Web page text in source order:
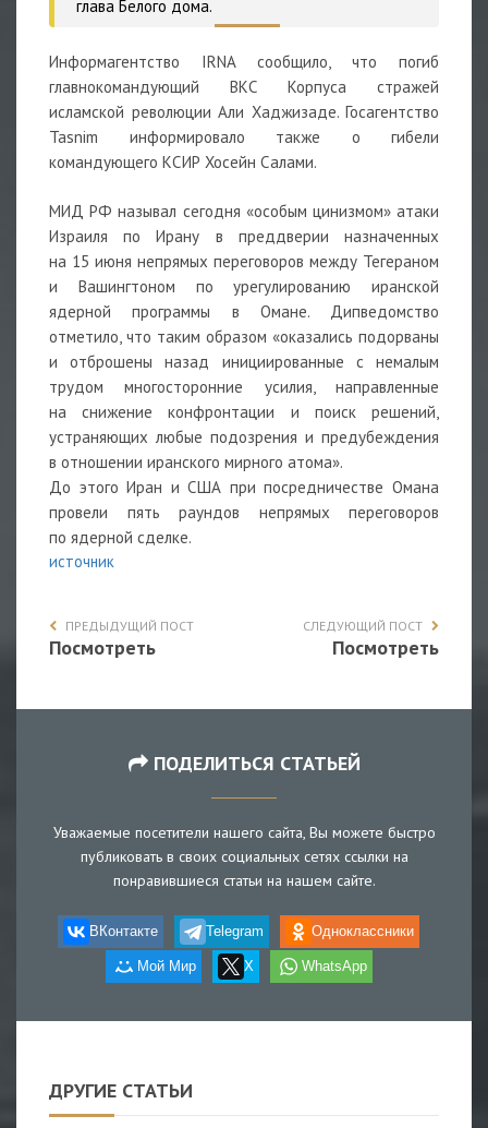
глава Белого дома.
Информагентство IRNA сообщило, что погиб
главнокомандующий ВКС Корпуса стражей
исламской революции Али Хаджизаде. Госагентство
Tasnim информировало также о гибели
командующего КСИР Хосейн Салами.
МИД РФ называл сегодня «особым цинизмом» атаки
Израиля по Ирану в преддверии назначенных
на 15 июня непрямых переговоров между Тегераном
и Вашингтоном по урегулированию иранской
ядерной программы в Омане. Дипведомство
отметило, что таким образом «оказались подорваны
и отброшены назад инициированные с немалым
трудом многосторонние усилия, направленные
на снижение конфронтации и поиск решений,
устраняющих любые подозрения и предубеждения
в отношении иранского мирного атома».
До этого Иран и США при посредничестве Омана
провели пять раундов непрямых переговоров
по ядерной сделке.
источник
ПРЕДЫДУЩИЙ ПОСТ
Посмотреть
СЛЕДУЮЩИЙ ПОСТ
Посмотреть
ПОДЕЛИТЬСЯ СТАТЬЕЙ
Уважаемые посетители нашего сайта, Вы можете быстро
публиковать в своих социальных сетях ссылки на
понравившиеся статьи на нашем сайте.
ВКонтакте Telegram Одноклассники
Мой Мир X WhatsApp
ДРУГИЕ СТАТЬИ